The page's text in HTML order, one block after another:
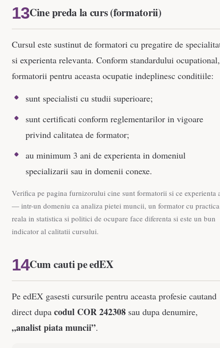
Cine preda la curs (formatorii)
Cursul este sustinut de formatori cu pregatire de
si experienta relevanta. Conform standardului ocupational,
formatorii pentru aceasta ocupatie indeplinesc conditiile:
sunt specialisti cu studii superioare;
sunt certificati conform reglementarilor in vigoare
privind calitatea de formator;
au minimum 3 ani de experienta in domeniul
specializarii sau in domenii conexe.
Verifica pe pagina furnizorului cine sunt formatorii si ce experienta
— intr-un domeniu ca analiza pietei muncii, un formator cu practica
reala in statistica si politici de ocupare face diferenta si este un bun
indicator al calitatii cursului.
Cum cauti pe edEX
Pe edEX gasesti cursurile pentru aceasta profesie cautand
direct dupa codul COR 242308 sau dupa denumire,
„analist piata muncii”.